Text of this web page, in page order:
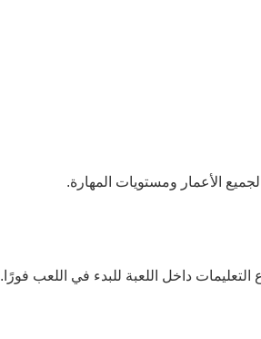
الأعمار ومستويات المهارة.
داخل اللعبة للبدء في اللعب فورًا.